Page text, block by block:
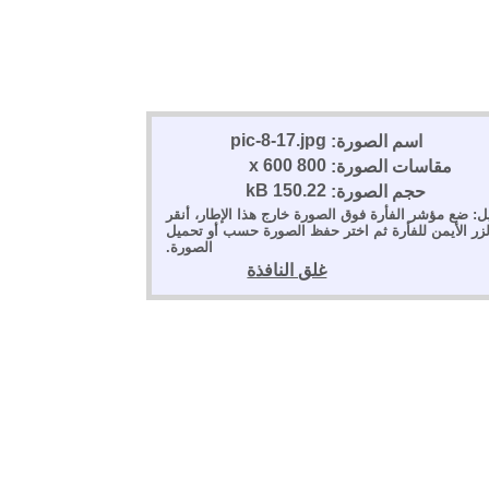
اسم الصورة: pic-8-17.jpg
مقاسات الصورة: 800 x 600
حجم الصورة: 150.22 kB
ضع مؤشر الفأرة فوق الصورة خارج هذا الإطار، أنقر
الأيمن للفأرة ثم اختر حفظ الصورة حسب أو تحميل
الصورة.
غلق النافذة